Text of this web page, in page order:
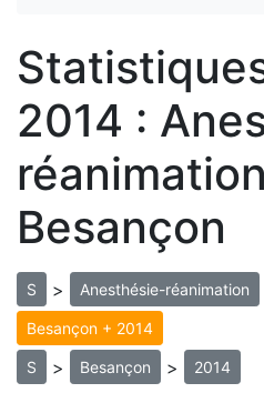
2014 :
Besançon
S > Anesthésie-réanimation
Besançon + 2014
S > Besançon > 2014